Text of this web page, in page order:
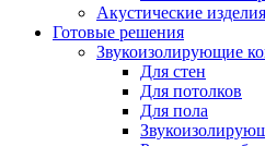
Акустические
Готовые решения
Звукоизолирующие
Для стен
Для потолков
Для пола